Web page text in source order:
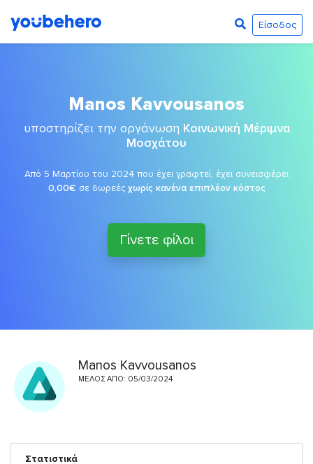
Είσοδος
Manos Kavvousanos
υποστηρίζει την οργάνωση Κοινωνική Μέριμνα
Μοσχάτου
Από 5 Μαρτίου του 2024 που έχει γραφτεί, έχει συνεισφέρει
0,00€ σε δωρεές χωρίς κανένα επιπλέον κόστος
Γίνετε φίλοι
Manos Kavvousanos
ΜΈΛΟΣ ΑΠΌ: 05/03/2024
Στατιστικά